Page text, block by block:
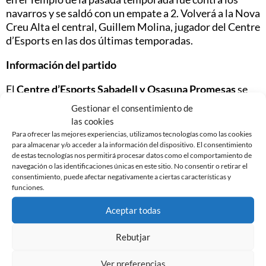
Gestionar el consentimiento de
las cookies
Para ofrecer las mejores experiencias, utilizamos tecnologías como las cookies
para almacenar y/o acceder a la información del dispositivo. El consentimiento
de estas tecnologías nos permitirá procesar datos como el comportamiento de
navegación o las identificaciones únicas en este sitio. No consentir o retirar el
consentimiento, puede afectar negativamente a ciertas características y
funciones.
Aceptar todas
Rebutjar
Ver preferencias
navarros y se saldó con un empate a 2. Volverá a la Nova
Creu Alta el central, Guillem Molina, jugador del Centre
d’Esports en las dos últimas temporadas.
Información del partido
ElCentre d’Esports Sabadell y Osasuna Promesasse
enfrentarán a la
Nova Creu Altaeste domingo día 3 de
septiembre a las 21:30 horas
correspondiente a lajornada 2 de la Primera
Federación. El arbitraje correrá a cargo de Sergio
Escriche Guzmán y el partido se podrá seguir por
FEFTV.como por el Twitter oficial del club
@CESabadell
Noticias Relacionadas